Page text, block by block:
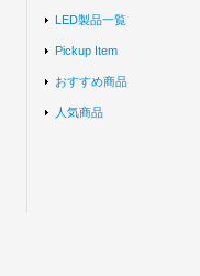
LED製品一覧
Pickup Item
おすすめ商品
人気商品